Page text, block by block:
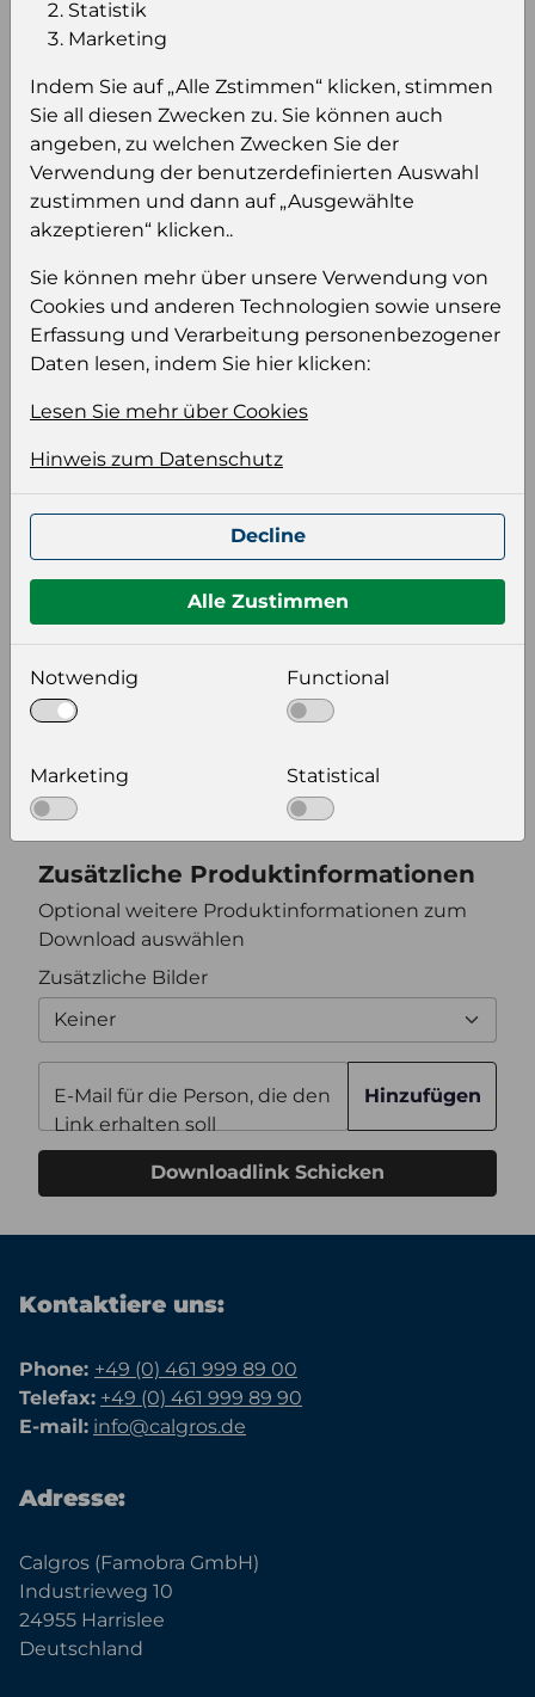
Einloggen um den Preis zu
sehen
Sie müssen eingeloggt sein, um Preise zu
sehen und/oder dieses Produkt zu kaufen.
Einloggen Anmeldung für B2B Konto
Wählen Sie eine Sprache und ein Format für
Ihre Produktdatei aus
Sprache
Format auswählen
Bildeinstellungen
wählen Sie eine Auflösung für Ihr Bild aus
Bildauflösung
Zusätzliche Produktinformationen
Optional weitere Produktinformationen zum
Download auswählen
Zusätzliche Bilder
Keiner
E-Mail für die Person, die den
Link erhalten soll
Hinzufügen
Downloadlink Schicken
Kontaktiere uns:
Phone: +49 (0) 461 999 89 00
Telefax: +49 (0) 461 999 89 90
E-mail: info@calgros.de
Adresse:
Calgros (Famobra GmbH)
Industrieweg 10
24955 Harrislee
Deutschland
Statistik
Marketing
Indem Sie auf „Alle Zstimmen“ klicken, stimmen
Sie all diesen Zwecken zu. Sie können auch
angeben, zu welchen Zwecken Sie der
Verwendung der benutzerdefinierten Auswahl
zustimmen und dann auf „Ausgewählte
akzeptieren“ klicken..
Sie können mehr über unsere Verwendung von
Cookies und anderen Technologien sowie unsere
Erfassung und Verarbeitung personenbezogener
Daten lesen, indem Sie hier klicken:
Lesen Sie mehr über Cookies
Hinweis zum Datenschutz
Decline
Alle Zustimmen
Notwendig Functional
Marketing Statistical